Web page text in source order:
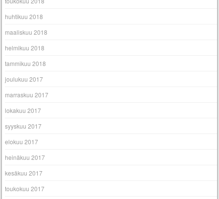
huhtikuu 2018
maaliskuu 2018
helmikuu 2018
tammikuu 2018
joulukuu 2017
marraskuu 2017
lokakuu 2017
syyskuu 2017
elokuu 2017
heinäkuu 2017
kesäkuu 2017
toukokuu 2017